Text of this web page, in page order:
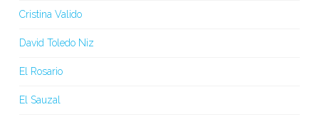
Cristina Valido
David Toledo Niz
El Rosario
El Sauzal